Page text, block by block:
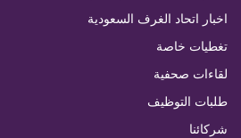
اخبار اتحاد الغرف السعودية
تغطيات خاصة
لقاءات صحفية
طلبات التوظيف
شركائنا